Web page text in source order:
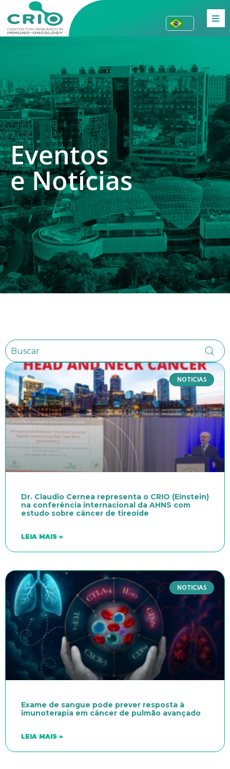
Eventos
e Notícias
NOTICIAS
Dr. Claudio Cernea representa o CRIO (Einstein)
na conferência internacional da AHNS com
estudo sobre câncer de tireoide
LEIA MAIS »
NOTICIAS
Exame de sangue pode prever resposta à
imunoterapia em câncer de pulmão avançado
LEIA MAIS »